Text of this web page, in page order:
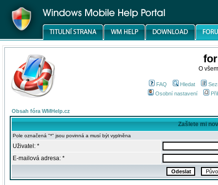
O
FAQ Hledat
Osobní nastavení
Obsah fóra WMHelp.cz
Zašlete mi
Pole označená "*" jsou povinná a musí být vyplněna
Uživatel: *
E-mailová adresa: *